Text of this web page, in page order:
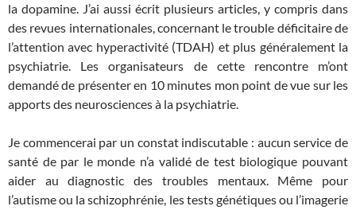
la dopamine. J’ai aussi écrit plusieurs articles, y compris dans
des revues internationales, concernant le trouble déficitaire de
l’attention avec hyperactivité (TDAH) et plus généralement la
psychiatrie. Les organisateurs de cette rencontre m’ont
demandé de présenter en 10 minutes mon point de vue sur les
apports des neurosciences à la psychiatrie.
Je commencerai par un constat indiscutable : aucun service de
santé de par le monde n’a validé de test biologique pouvant
aider au diagnostic des troubles mentaux. Même pour
l’autisme ou la schizophrénie, les tests génétiques ou l’imagerie